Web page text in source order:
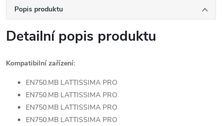
Popis produktu
Detailní popis produktu
Kompatibilní zařízení:
EN750.MB LATTISSIMA PRO
EN750.MB LATTISSIMA PRO
EN750.MB LATTISSIMA PRO
EN750.MB LATTISSIMA PRO